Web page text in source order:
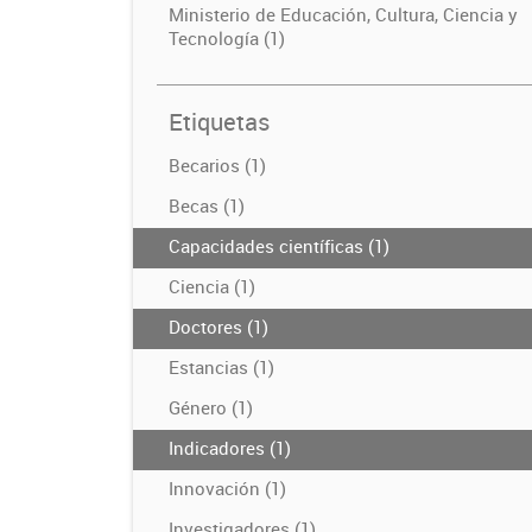
Ministerio de Educación, Cultura, Ciencia y
Tecnología (1)
Etiquetas
Becarios (1)
Becas (1)
Capacidades científicas (1)
Ciencia (1)
Doctores (1)
Estancias (1)
Género (1)
Indicadores (1)
Innovación (1)